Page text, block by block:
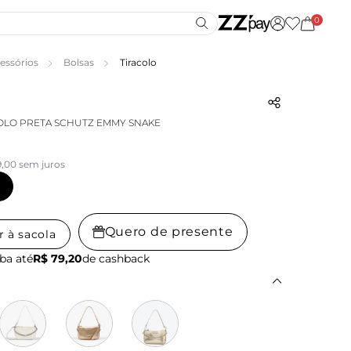
0
Bolsas Tiracolo
PRETA SCHUTZ EMMY SNAKE
sem juros
à sacola Quero de presente
atéR$ 79,20de cashback